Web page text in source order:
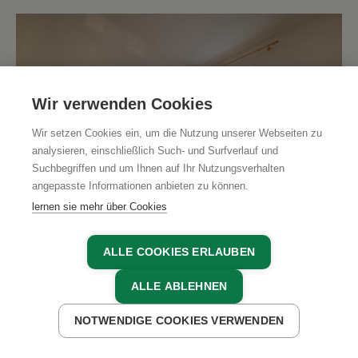
Doppelzimmer mit Bergblick - Nr. 20
1 - 2 Personen
JETZT ANFRAGEN
Wir verwenden Cookies
Wir setzen Cookies ein, um die Nutzung unserer Webseiten zu
analysieren, einschließlich Such- und Surfverlauf und
Suchbegriffen und um Ihnen auf Ihr Nutzungsverhalten
angepasste Informationen anbieten zu können.
lernen sie mehr über Cookies
ALLE COOKIES ERLAUBEN
ALLE ABLEHNEN
NOTWENDIGE COOKIES VERWENDEN